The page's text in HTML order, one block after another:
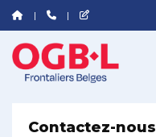
Contactez-nous